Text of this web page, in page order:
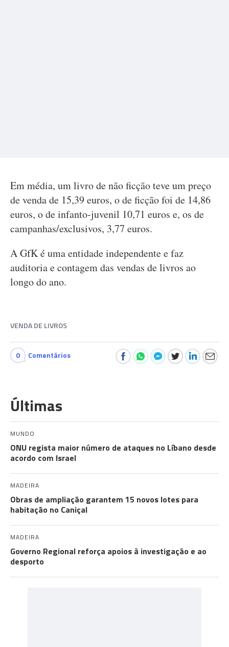
Em média, um livro de não ficção teve um preço
de venda de 15,39 euros, o de ficção foi de 14,86
euros, o de infanto-juvenil 10,71 euros e, os de
campanhas/exclusivos, 3,77 euros.
A GfK é uma entidade independente e faz
auditoria e contagem das vendas de livros ao
longo do ano.
VENDA DE LIVROS
0 Comentários
Últimas
MUNDO
ONU regista maior número de ataques no Líbano desde
acordo com Israel
MADEIRA
Obras de ampliação garantem 15 novos lotes para
habitação no Caniçal
MADEIRA
Governo Regional reforça apoios à investigação e ao
desporto